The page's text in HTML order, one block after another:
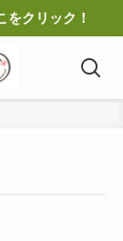
をクリック！